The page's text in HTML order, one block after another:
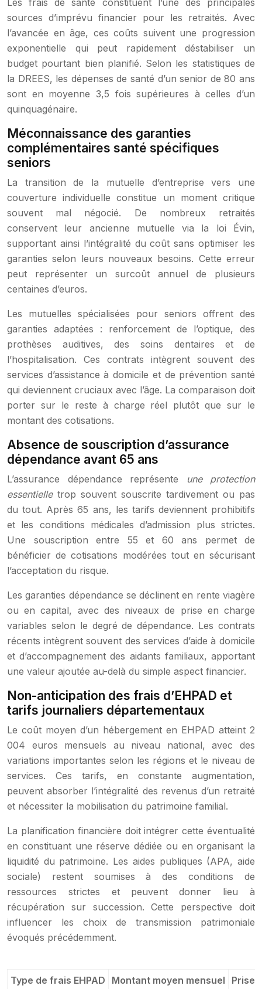
Les frais de santé constituent l’une des principales
sources d’imprévu financier pour les retraités. Avec
l’avancée en âge, ces coûts suivent une progression
exponentielle qui peut rapidement déstabiliser un
budget pourtant bien planifié. Selon les statistiques de
la DREES, les dépenses de santé d’un senior de 80 ans
sont en moyenne 3,5 fois supérieures à celles d’un
quinquagénaire.
Méconnaissance des garanties
complémentaires santé spécifiques
seniors
La transition de la mutuelle d’entreprise vers une
couverture individuelle constitue un moment critique
souvent mal négocié. De nombreux retraités
conservent leur ancienne mutuelle via la loi Évin,
supportant ainsi l’intégralité du coût sans optimiser les
garanties selon leurs nouveaux besoins. Cette erreur
peut représenter un surcoût annuel de plusieurs
centaines d’euros.
Les mutuelles spécialisées pour seniors offrent des
garanties adaptées : renforcement de l’optique, des
prothèses auditives, des soins dentaires et de
l’hospitalisation. Ces contrats intègrent souvent des
services d’assistance à domicile et de prévention santé
qui deviennent cruciaux avec l’âge. La comparaison doit
porter sur le reste à charge réel plutôt que sur le
montant des cotisations.
Absence de souscription d’assurance
dépendance avant 65 ans
L’assurance dépendance représente
une protection
essentielle trop souvent souscrite tardivement ou pas
du tout. Après 65 ans, les tarifs deviennent prohibitifs
et les conditions médicales d’admission plus strictes.
Une souscription entre 55 et 60 ans permet de
bénéficier de cotisations modérées tout en sécurisant
l’acceptation du risque.
Les garanties dépendance se déclinent en rente viagère
ou en capital, avec des niveaux de prise en charge
variables selon le degré de dépendance. Les contrats
récents intègrent souvent des services d’aide à domicile
et d’accompagnement des aidants familiaux, apportant
une valeur ajoutée au-delà du simple aspect financier.
Non-anticipation des frais d’EHPAD et
tarifs journaliers départementaux
Le coût moyen d’un hébergement en EHPAD atteint 2
004 euros mensuels au niveau national, avec des
variations importantes selon les régions et le niveau de
services. Ces tarifs, en constante augmentation,
peuvent absorber l’intégralité des revenus d’un retraité
et nécessiter la mobilisation du patrimoine familial.
La planification financière doit intégrer cette éventualité
en constituant une réserve dédiée ou en organisant la
liquidité du patrimoine. Les aides publiques (APA, aide
sociale) restent soumises à des conditions de
ressources strictes et peuvent donner lieu à
récupération sur succession. Cette perspective doit
influencer les choix de transmission patrimoniale
évoqués précédemment.
Type de frais EHPAD Montant moyen mensuel
Prise